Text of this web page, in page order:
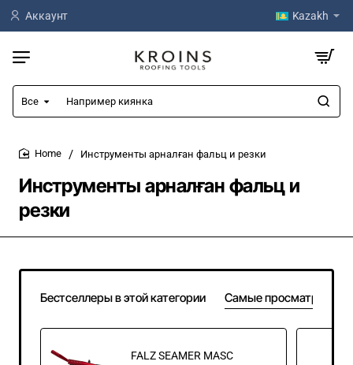
Аккаунт Kazakh
Все
Например
киянка
Инструменты арналған фальц и
резки
Инструменты арналған фальц и резки
Бестселлеры в этой категории Самые
FALZ SEAMER MASC